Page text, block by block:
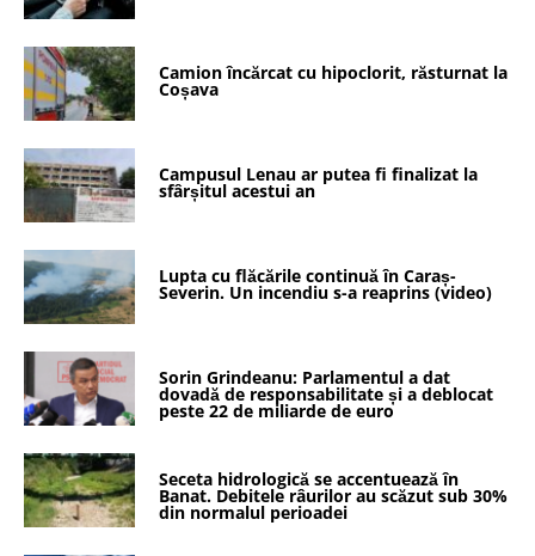
Camion încărcat cu hipoclorit, răsturnat la
Coșava
Campusul Lenau ar putea fi finalizat la
sfârșitul acestui an
Lupta cu flăcările continuă în Caraș-
Severin. Un incendiu s-a reaprins (video)
Sorin Grindeanu: Parlamentul a dat
dovadă de responsabilitate și a deblocat
peste 22 de miliarde de euro
Seceta hidrologică se accentuează în
Banat. Debitele râurilor au scăzut sub 30%
din normalul perioadei